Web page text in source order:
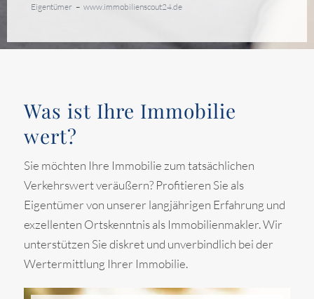
Eigentümer – www.immobilienscout24.de
Was ist Ihre Immobilie
wert?
Sie möchten Ihre Immobilie zum tatsächlichen
Verkehrswert veräußern? Profitieren Sie als
Eigentümer von unserer langjährigen Erfahrung und
exzellenten Ortskenntnis als Immobilienmakler. Wir
unterstützen Sie diskret und unverbindlich bei der
Wertermittlung Ihrer Immobilie.